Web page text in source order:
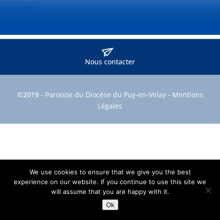
Nous contacter
©2019 - Paroisse du Diocèse du Puy-en-Velay- Mentions
Légales
We use cookies to ensure that we give you the best
experience on our website. If you continue to use this site we
will assume that you are happy with it.
Ok